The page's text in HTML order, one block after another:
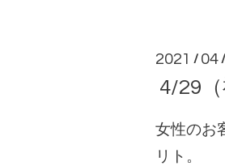
2021 / 04 /
4/29
女性のお
リト。